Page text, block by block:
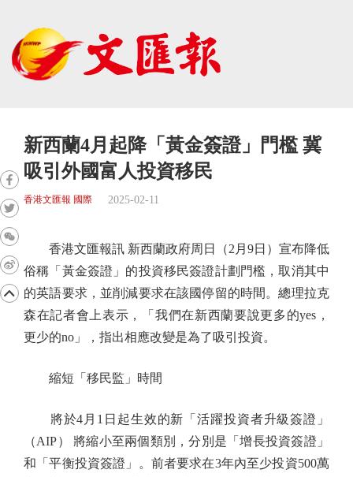
新西蘭4月起降「黃金簽證」門檻 冀
吸引外國富人投資移民
香港文匯報 國際 2025-02-11
香港文匯報訊 新西蘭政府周日（2月9日）宣布降低
俗稱「黃金簽證」的投資移民簽證計劃門檻，取消其中
的英語要求，並削減要求在該國停留的時間。總理拉克
森在記者會上表示，「我們在新西蘭要說更多的yes，
更少的no」，指出相應改變是為了吸引投資。
縮短「移民監」時間
將於4月1日起生效的新「活躍投資者升級簽證」
（AIP） 將縮小至兩個類別，分別是「增長投資簽證」
和「平衡投資簽證」。前者要求在3年內至少投資500萬